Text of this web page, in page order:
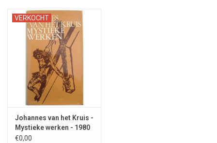
VERKOCHT
Johannes van het Kruis -
Mystieke werken - 1980
€0,00